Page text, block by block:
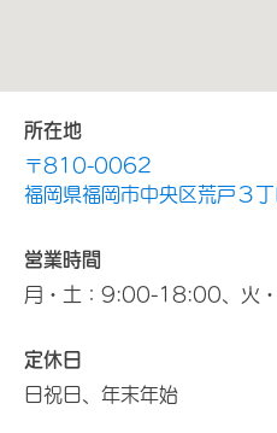
所在地
〒810-0062
福岡県福岡市中央区荒戸３
営業時間
月・土：9:00-18:00、火
定休日
日祝日、年末年始